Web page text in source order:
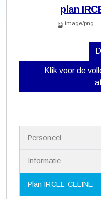
plan
image/png
Klik voor de
Personeel
Informatie
Plan IRCEL-CELINE